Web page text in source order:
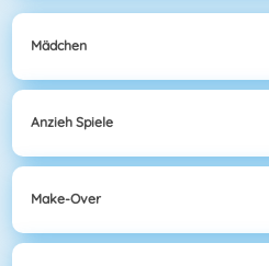
Mädchen
Anzieh Spiele
Make-Over